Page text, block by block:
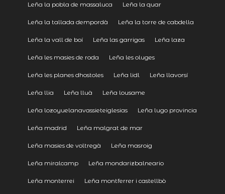
Leña la pobla de massaluca Leña la quar
Leña la tallada dempordà Leña la torre de cabdella
Leña la vall de boí Leña las garrigas Leña laza
Leña les masies de roda Leña les oluges
Leña les planes dhostoles Leña lidl Leña llavorsí
Leña llia Leña lluà Leña lousame
Leña lozoyuelanavassieteiglesias Leña lugo provincia
Leña madrid Leña malgrat de mar
Leña masies de voltregà Leña masroig
Leña miralcamp Leña mondarizbalneario
Leña monterrei Leña montferrer i castellbò